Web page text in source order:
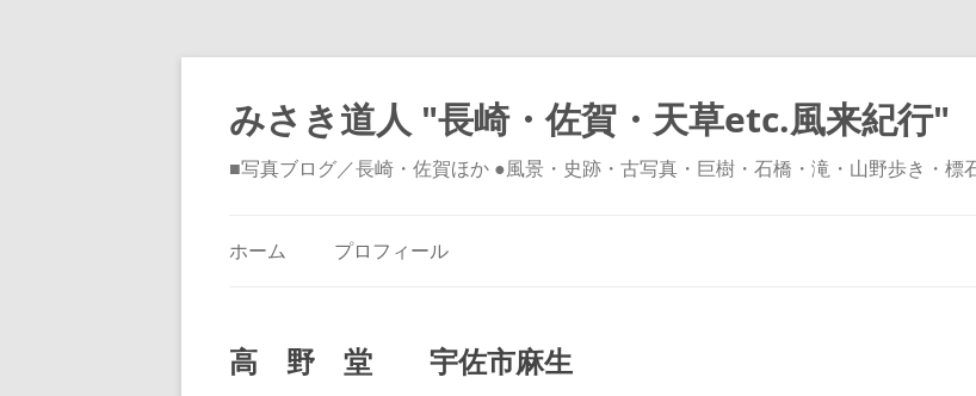
みさき道人 "長崎・佐賀・天草etc.風来紀行"
■写真ブログ／長崎・佐賀ほか ●風景・史跡・古写真・巨樹・石橋・滝・山野歩き・標
ホーム プロフィール
高 野 堂 宇佐市麻生